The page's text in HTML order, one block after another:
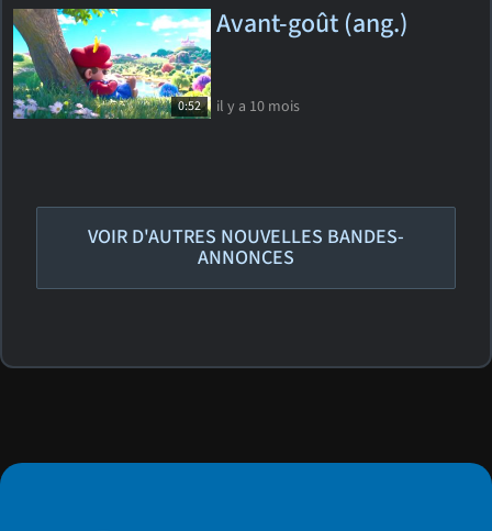
0:52
Avant-goût (ang.)
il y a 10 mois
VOIR D'AUTRES NOUVELLES BANDES-
ANNONCES